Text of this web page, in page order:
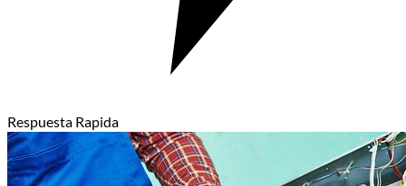
Respuesta Rapida